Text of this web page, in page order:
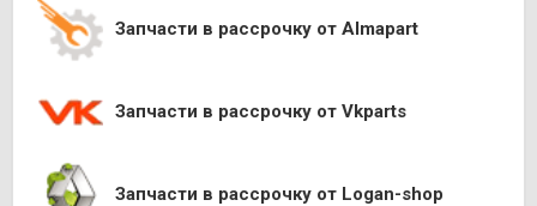
Запчасти в рассрочку от Almapart
Запчасти в рассрочку от Vkparts
Запчасти в рассрочку от Logan-shop